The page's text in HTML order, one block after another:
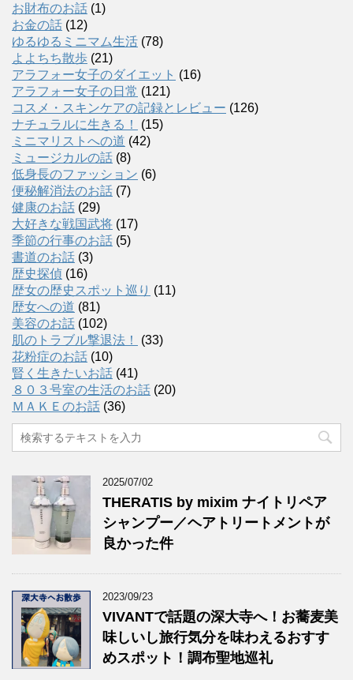
お財布のお話 (1)
お金の話 (12)
ゆるゆるミニマム生活 (78)
よよちち散歩 (21)
アラフォー女子のダイエット (16)
アラフォー女子の日常 (121)
コスメ・スキンケアの記録とレビュー (126)
ナチュラルに生きる！
(15)
ミニマリストへの道 (42)
ミュージカルの話 (8)
低身長のファッション (6)
便秘解消法のお話 (7)
健康のお話 (29)
大好きな戦国武将 (17)
季節の行事のお話 (5)
書道のお話 (3)
歴史探偵 (16)
歴女の歴史スポット巡り (11)
歴女への道 (81)
美容のお話 (102)
肌のトラブル撃退法！
(33)
花粉症のお話 (10)
賢く生きたいお話 (41)
８０３号室の生活のお話 (20)
ＭＡＫＥのお話 (36)
2025/07/02
THERATIS by mixim ナイトリペア
シャンプー／ヘアトリートメントが
良かった件
2023/09/23
VIVANTで話題の深大寺へ！お蕎麦美
味しいし旅行気分を味わえるおすす
めスポット！調布聖地巡礼